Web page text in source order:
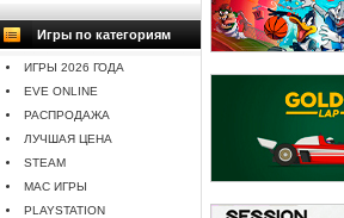
Игры по категориям
ИГРЫ 2026 ГОДА
EVE ONLINE
РАСПРОДАЖА
ЛУЧШАЯ ЦЕНА
STEAM
MAC ИГРЫ
PLAYSTATION